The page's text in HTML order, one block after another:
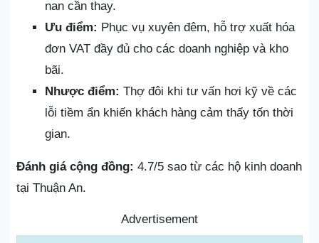
nan cần thay.
Ưu điểm: Phục vụ xuyên đêm, hỗ trợ xuất hóa
đơn VAT đầy đủ cho các doanh nghiệp và kho
bãi.
Nhược điểm: Thợ đôi khi tư vấn hơi kỹ về các
lỗi tiềm ẩn khiến khách hàng cảm thấy tốn thời
gian.
Đánh giá cộng đồng: 4.7/5 sao từ các hộ kinh doanh
tại Thuận An.
Advertisement